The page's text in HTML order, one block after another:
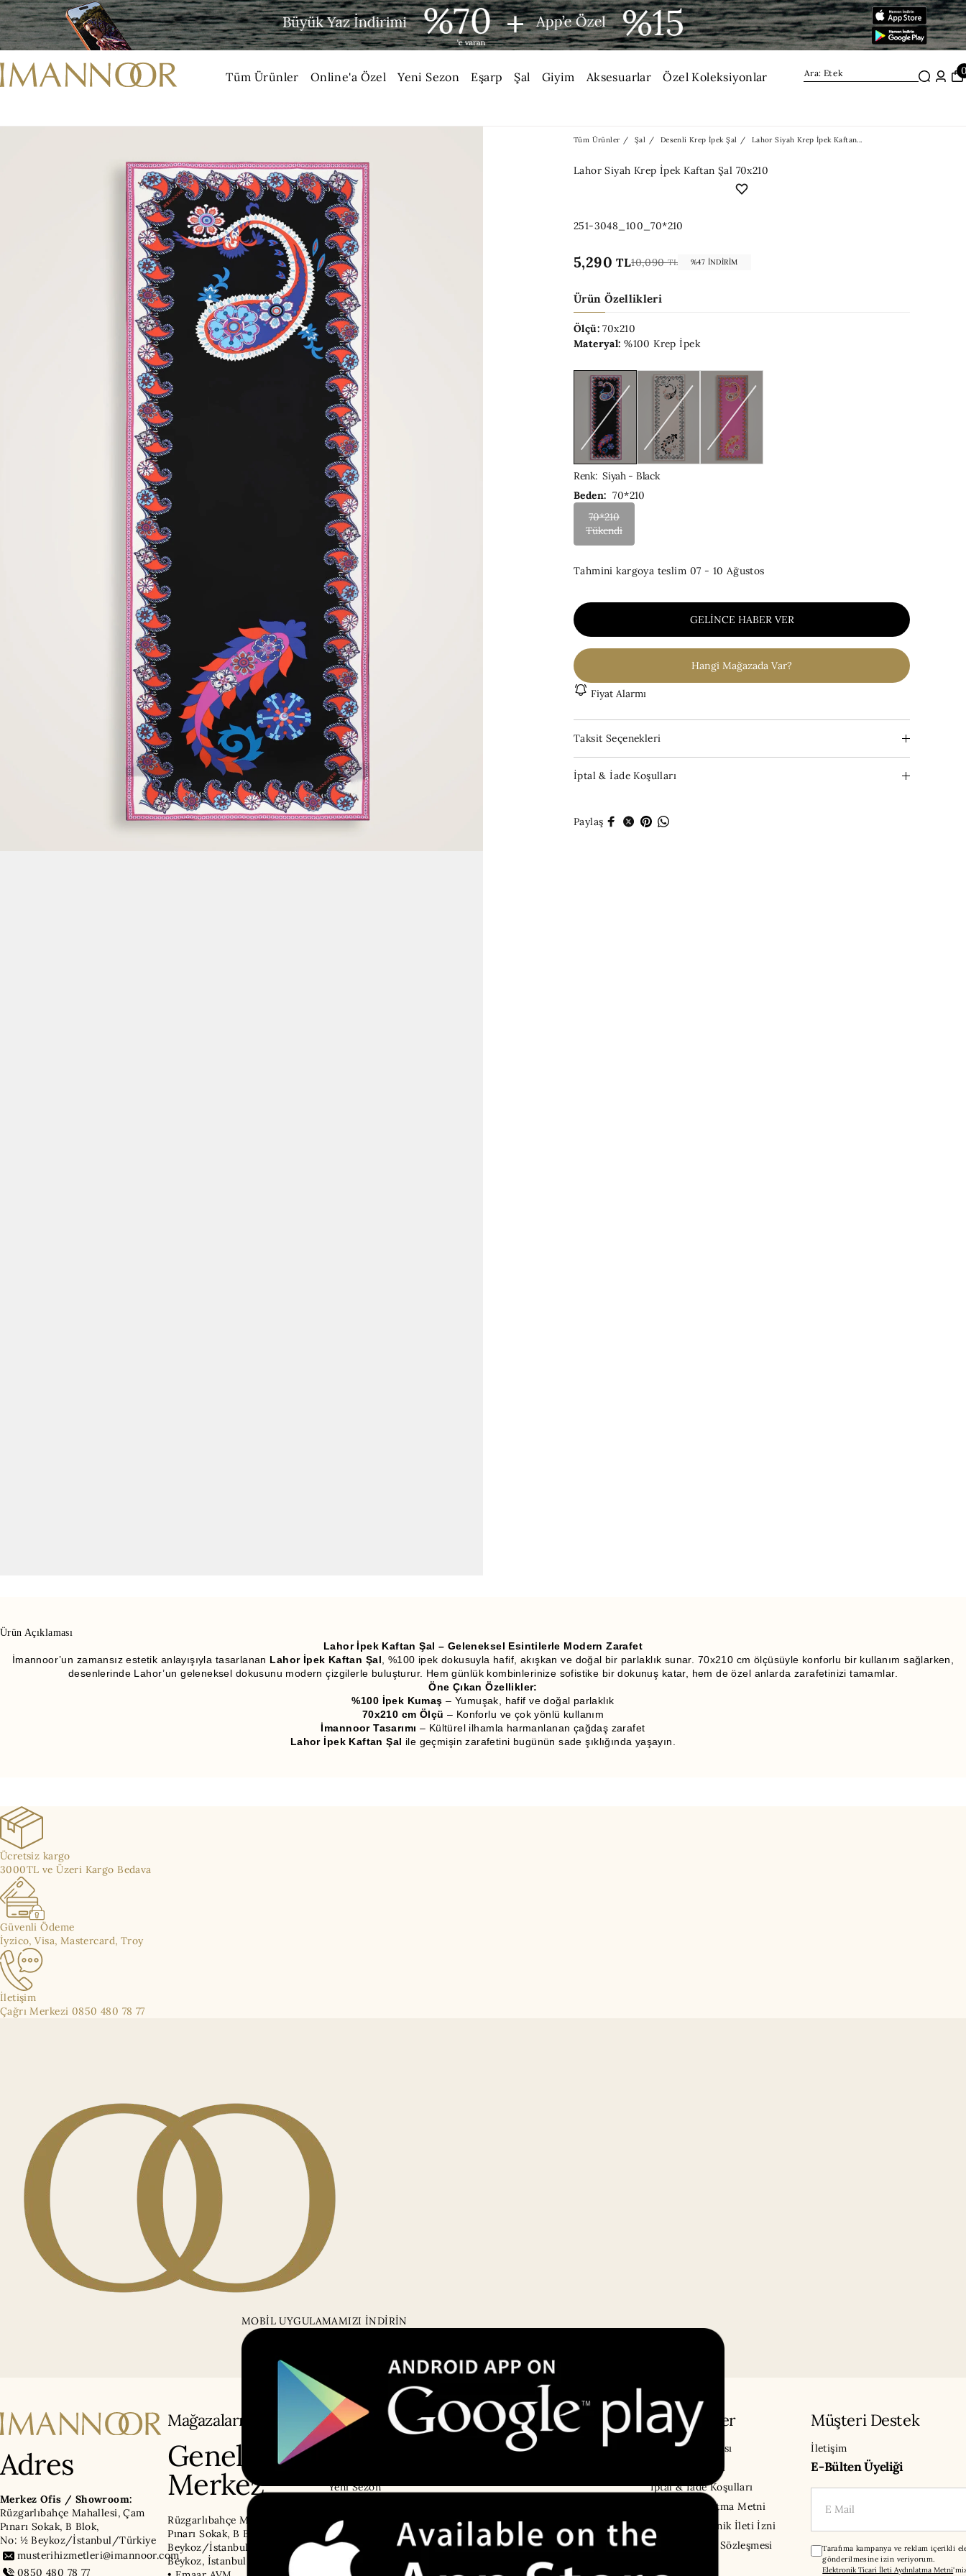
Tüm Ürünler Online'a Özel Yeni Sezon Eşarp Şal Giyim Aksesuarlar Özel Koleksiyonlar
Tüm Ürünler Şal Desenli Krep İpek Şal Lahor Siyah Krep İpek Kaftan...
Lahor Siyah Krep İpek Kaftan Şal 70x210
251-3048_100_70*210
5,290TL10,090TL %47 İNDIRIM
Ürün Özellikleri
Ölçü:70x210
Materyal: %100 Krep İpek
Renk:Siyah - Black
Beden: 70*210
70*210
Tükendi
Tahmini kargoya teslim 07 - 10 Ağustos
GELINCE HABER VER
Hangi Mağazada Var?
Fiyat Alarmı
Taksit Seçenekleri
İptal & İade Koşulları
Paylaş
Ürün Açıklaması
Lahor İpek Kaftan Şal – Geleneksel Esintilerle Modern Zarafet
İmannoor’un zamansız estetik anlayışıyla tasarlanan Lahor İpek Kaftan Şal , %100 ipek dokusuyla hafif, akışkan ve doğal bir parlaklık sunar. 70x210 cm ölçüsüyle konforlu bir kullanım sağlarken,
desenlerinde Lahor’un geleneksel dokusunu modern çizgilerle buluşturur. Hem günlük kombinlerinize sofistike bir dokunuş katar, hem de özel anlarda zarafetinizi tamamlar.
Öne Çıkan Özellikler:
%100 İpek Kumaş – Yumuşak, hafif ve doğal parlaklık
70x210 cm Ölçü – Konforlu ve çok yönlü kullanım
İmannoor Tasarımı – Kültürel ilhamla harmanlanan çağdaş zarafet
Lahor İpek Kaftan Şal
ile geçmişin zarafetini bugünün sade şıklığında yaşayın.
Ücretsiz kargo
3000TL ve Üzeri Kargo Bedava
Güvenli Ödeme
İyzico, Visa, Mastercard, Troy
İletişim
Çağrı Merkezi 0850 480 78 77
Adres
Merkez Ofis / Showroom:
Rüzgarlıbahçe Mahallesi, Çam
Pınarı Sokak, B Blok,
No: ½ Beykoz/İstanbul/Türkiye
musterihizmetleri@imannoor.com
0850 480 78 77
Mağazalarımız
Genel
Merkez
Rüzgarlıbahçe Mahallesi, Çam
Pınarı Sokak, B Blok, No: ½
Beykoz/İstanbul/Türkiye,
Beykoz, İstanbul
Kategoriler
Yeni Sezon
Şal
Giyim
Aksesuarlar
Kurumsal
Hakkımızda
• Akbatı AVM
• Viaport AVM
Satış Noktalarımız
Sözleşmeler
Gizlilik Politikası
Çerez Politikası
İptal & İade Koşulları
KVKK Aydınlatma Metni
Ticari Elektronik İleti İzni
Mesafeli Satış Sözleşmesi
Müşteri Destek
İletişim
E-Bülten Üyeliği
Tarafıma kampanya ve reklam içerikli
gönderilmesine izin veriyorum.
Elektronik Ticari İleti Aydınlatma Metni
MOBİL UYGULAMAMIZI İNDİRİN